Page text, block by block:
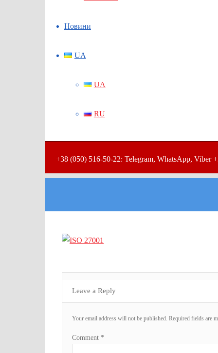
Новини
UA
UA
RU
+38 (050) 516-50-22: Telegram, WhatsApp, Viber
Leave a Reply
Your email address will not be published. Required fields are
Comment *